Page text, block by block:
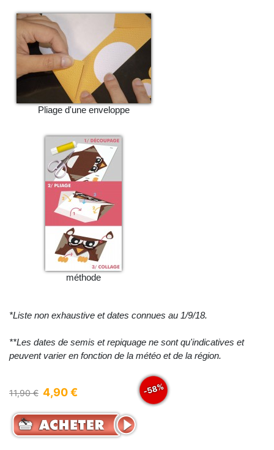
Pliage d'une enveloppe
méthode
*Liste non exhaustive et dates connues au 1/9/18.
**Les dates de semis et repiquage ne sont qu'indicatives et
peuvent varier en fonction de la météo et de la région.
11,90 € 4,90 € -58%